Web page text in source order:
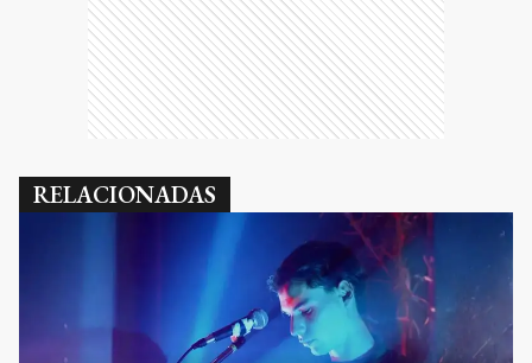
RELACIONADAS